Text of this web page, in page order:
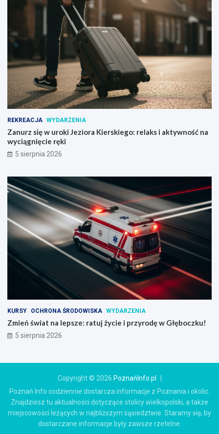
REKREACJA WYDARZENIA
Zanurz się w uroki Jeziora Kierskiego: relaks i aktywność na
wyciągnięcie ręki
5 sierpnia 2026
KURSY OCHRONA ŚRODOWISKA WYDARZENIA
Zmień świat na lepsze: ratuj życie i przyrodę w Głęboczku!
5 sierpnia 2026
Copyright © 2026 PoznańInfo.pl
Poznań Info codziennie dostarcza informacje z Poznania i okolic.
Znajdziesz tu aktualności dotyczące stolicy wielkopolski, a także
miejscowości leżących w najbliższym sąsiedztwie. Staramy się, by
dostarczane informacje były zawsze rzetelne.